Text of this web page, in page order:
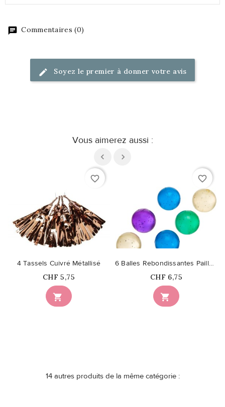
Commentaires (0)
Soyez le premier à donner votre avis
Vous aimerez aussi :
favorite_border

4 Tassels Cuivré Métallisé
Prix
CHF 5,75
favorite_border

6 Balles Rebondissantes Paillettes
Prix
CHF 6,75
14 autres produits de la même catégorie :